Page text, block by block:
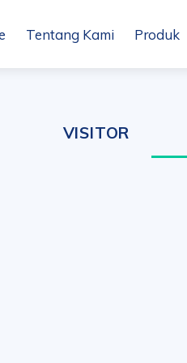
Tentang Kami Produk
VISITOR